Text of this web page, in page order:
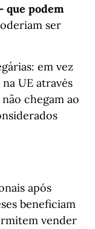
que podem
ser
em vez
UE através
chegam ao
após
beneficiam
vender